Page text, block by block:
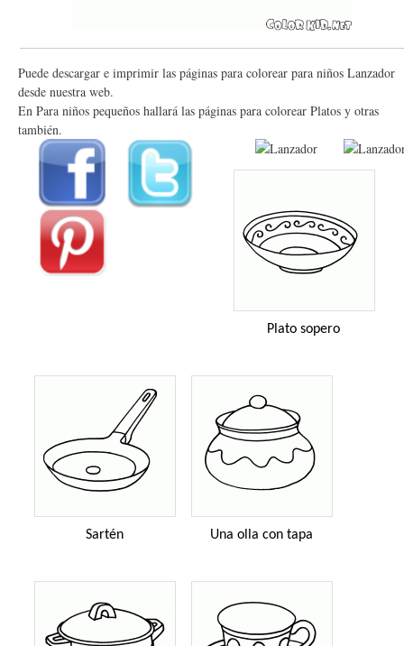
Puede descargar e imprimir las páginas para colorear para niños Lanzador
desde nuestra web.
En Para niños pequeños hallará las páginas para colorear Platos y otras
también.
Plato sopero
Sartén Una olla con tapa